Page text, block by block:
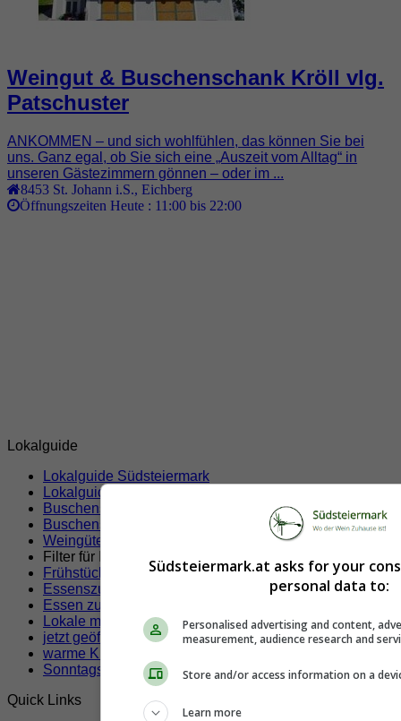
Weingut & Buschenschank Kröll vlg.
Patschuster
ANKOMMEN – und sich wohlfühlen, das können Sie bei
uns. Ganz egal, ob Sie sich eine „Auszeit vom Alltag“ in
unseren Gästezimmern gönnen – oder im ...
8453 St. Johann i.S.
Eichberg
Öffnungszeiten Heute : 11:00 bis 22:00
Lokalguide
Lokalguide Südsteiermark
Lokalguide Sankt Johann im Saggautal
Buschenschenken, Weingüter und Heurigen (22)
Buschenschank
Weingüter
Filter für Ihre Suche!
Frühstücken
Essenszustellung
Essen zum Mitnehmen
Lokale mit Klimaanlage
jetzt geöffnete Lokale
warme Küche jetzt
Sonntags geöffnete Lokale
Quick Links
Südsteiermark.at asks for your
personal data to:
Personalised advertising and content,
measurement, audience research and
Store and/or access information on a
Learn more